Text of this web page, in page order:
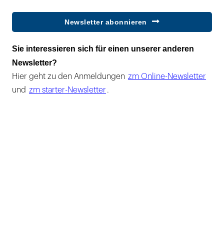
Newsletter abonnieren
Sie interessieren sich für einen unserer anderen
Newsletter?
Hier geht zu den Anmeldungen zm Online-Newsletter
und zm starter-Newsletter .